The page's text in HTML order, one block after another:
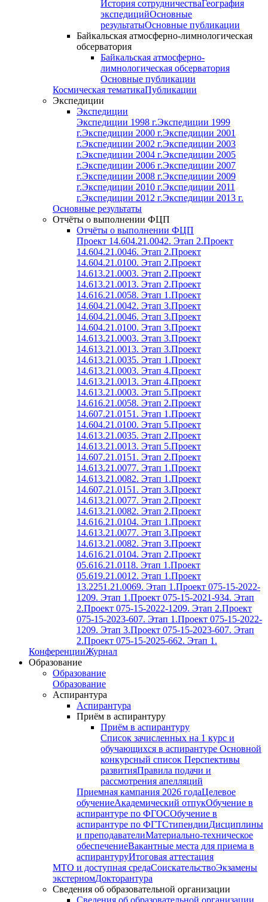
История сотрудничестваГеография
экспедицийОсновные
результатыОсновные публикации
Байкальская атмосферно-лимнологическая
обсерватория
Байкальская атмосферно-
лимнологическая обсерватория
Основные публикации
Космическая тематикаПубликации
Экспедиции
Экспедиции
Экспедиции 1998 г.Экспедиции 1999
г.Экспедиции 2000 г.Экспедиции 2001
г.Экспедиции 2002 г.Экспедиции 2003
г.Экспедиции 2004 г.Экспедиции 2005
г.Экспедиции 2006 г.Экспедиции 2007
г.Экспедиции 2008 г.Экспедиции 2009
г.Экспедиции 2010 г.Экспедиции 2011
г.Экспедиции 2012 г.Экспедиции 2013 г.
Основные результаты
Отчёты о выполнении ФЦП
Отчёты о выполнении ФЦП
Проект 14.604.21.0042. Этап 2.Проект
14.604.21.0046. Этап 2.Проект
14.604.21.0100. Этап 2.Проект
14.613.21.0003. Этап 2.Проект
14.613.21.0013. Этап 2.Проект
14.616.21.0058. Этап 1.Проект
14.604.21.0042. Этап 3.Проект
14.604.21.0046. Этап 3.Проект
14.604.21.0100. Этап 3.Проект
14.613.21.0003. Этап 3.Проект
14.613.21.0013. Этап 3.Проект
14.613.21.0035. Этап 1.Проект
14.613.21.0003. Этап 4.Проект
14.613.21.0013. Этап 4.Проект
14.613.21.0003. Этап 5.Проект
14.616.21.0058. Этап 2.Проект
14.607.21.0151. Этап 1.Проект
14.604.21.0100. Этап 5.Проект
14.613.21.0035. Этап 2.Проект
14.613.21.0013. Этап 5.Проект
14.607.21.0151. Этап 2.Проект
14.613.21.0077. Этап 1.Проект
14.613.21.0082. Этап 1.Проект
14.607.21.0151. Этап 3.Проект
14.613.21.0077. Этап 2.Проект
14.613.21.0082. Этап 2.Проект
14.616.21.0104. Этап 1.Проект
14.613.21.0077. Этап 3.Проект
14.613.21.0082. Этап 3.Проект
14.616.21.0104. Этап 2.Проект
05.616.21.0118. Этап 1.Проект
05.619.21.0012. Этап 1.Проект
13.2251.21.0069. Этап 1.Проект 075-15-2022-
1209. Этап 1.Проект 075-15-2021-934. Этап
2.Проект 075-15-2022-1209. Этап 2.Проект
075-15-2023-607. Этап 1.Проект 075-15-2022-
1209. Этап 3.Проект 075-15-2023-607. Этап
2.Проект 075-15-2025-662. Этап 1.
КонференцииЖурнал
Образование
Образование
Образование
Аспирантура
Аспирантура
Приём в аспирантуру
Приём в аспирантуру
Список зачисленных на 1 курс и
обучающихся в аспирантуре Основной
конкурсный список Перспективы
развитияПравила подачи и
рассмотрения апелляций
Приемная кампания 2026 годаЦелевое
обучениеАкадемический отпукОбучение в
аспирантуре по ФГОСОбучение в
аспирантуре по ФГТСтипендииДисциплины
и преподавателиМатериально-техническое
обеспечениеВакантные места для приема в
аспирантуруИтоговая аттестация
МТО и доступная средаСоискательствоЭкзамены
экстерномДокторантура
Сведения об образовательной организации
Сведения об образовательной организации